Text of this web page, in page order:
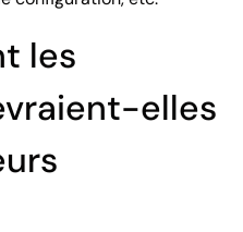
les
elles